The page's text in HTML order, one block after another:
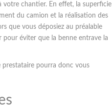
votre chantier. En effet, la superficie
du camion et la réalisation des
que vous déposiez au préalable
pour éviter que la benne entrave la
prestataire pourra donc vous